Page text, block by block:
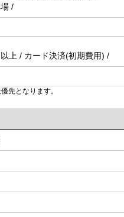
/
上 / カード決済(初期費用) /
先となります。